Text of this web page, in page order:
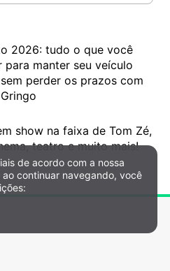
2026: tudo o que você
para manter seu veículo
perder os prazos com
show na faixa de Tom Zé,
teatro e muito mais!
de acordo com a nossa
ao continuar navegando, você